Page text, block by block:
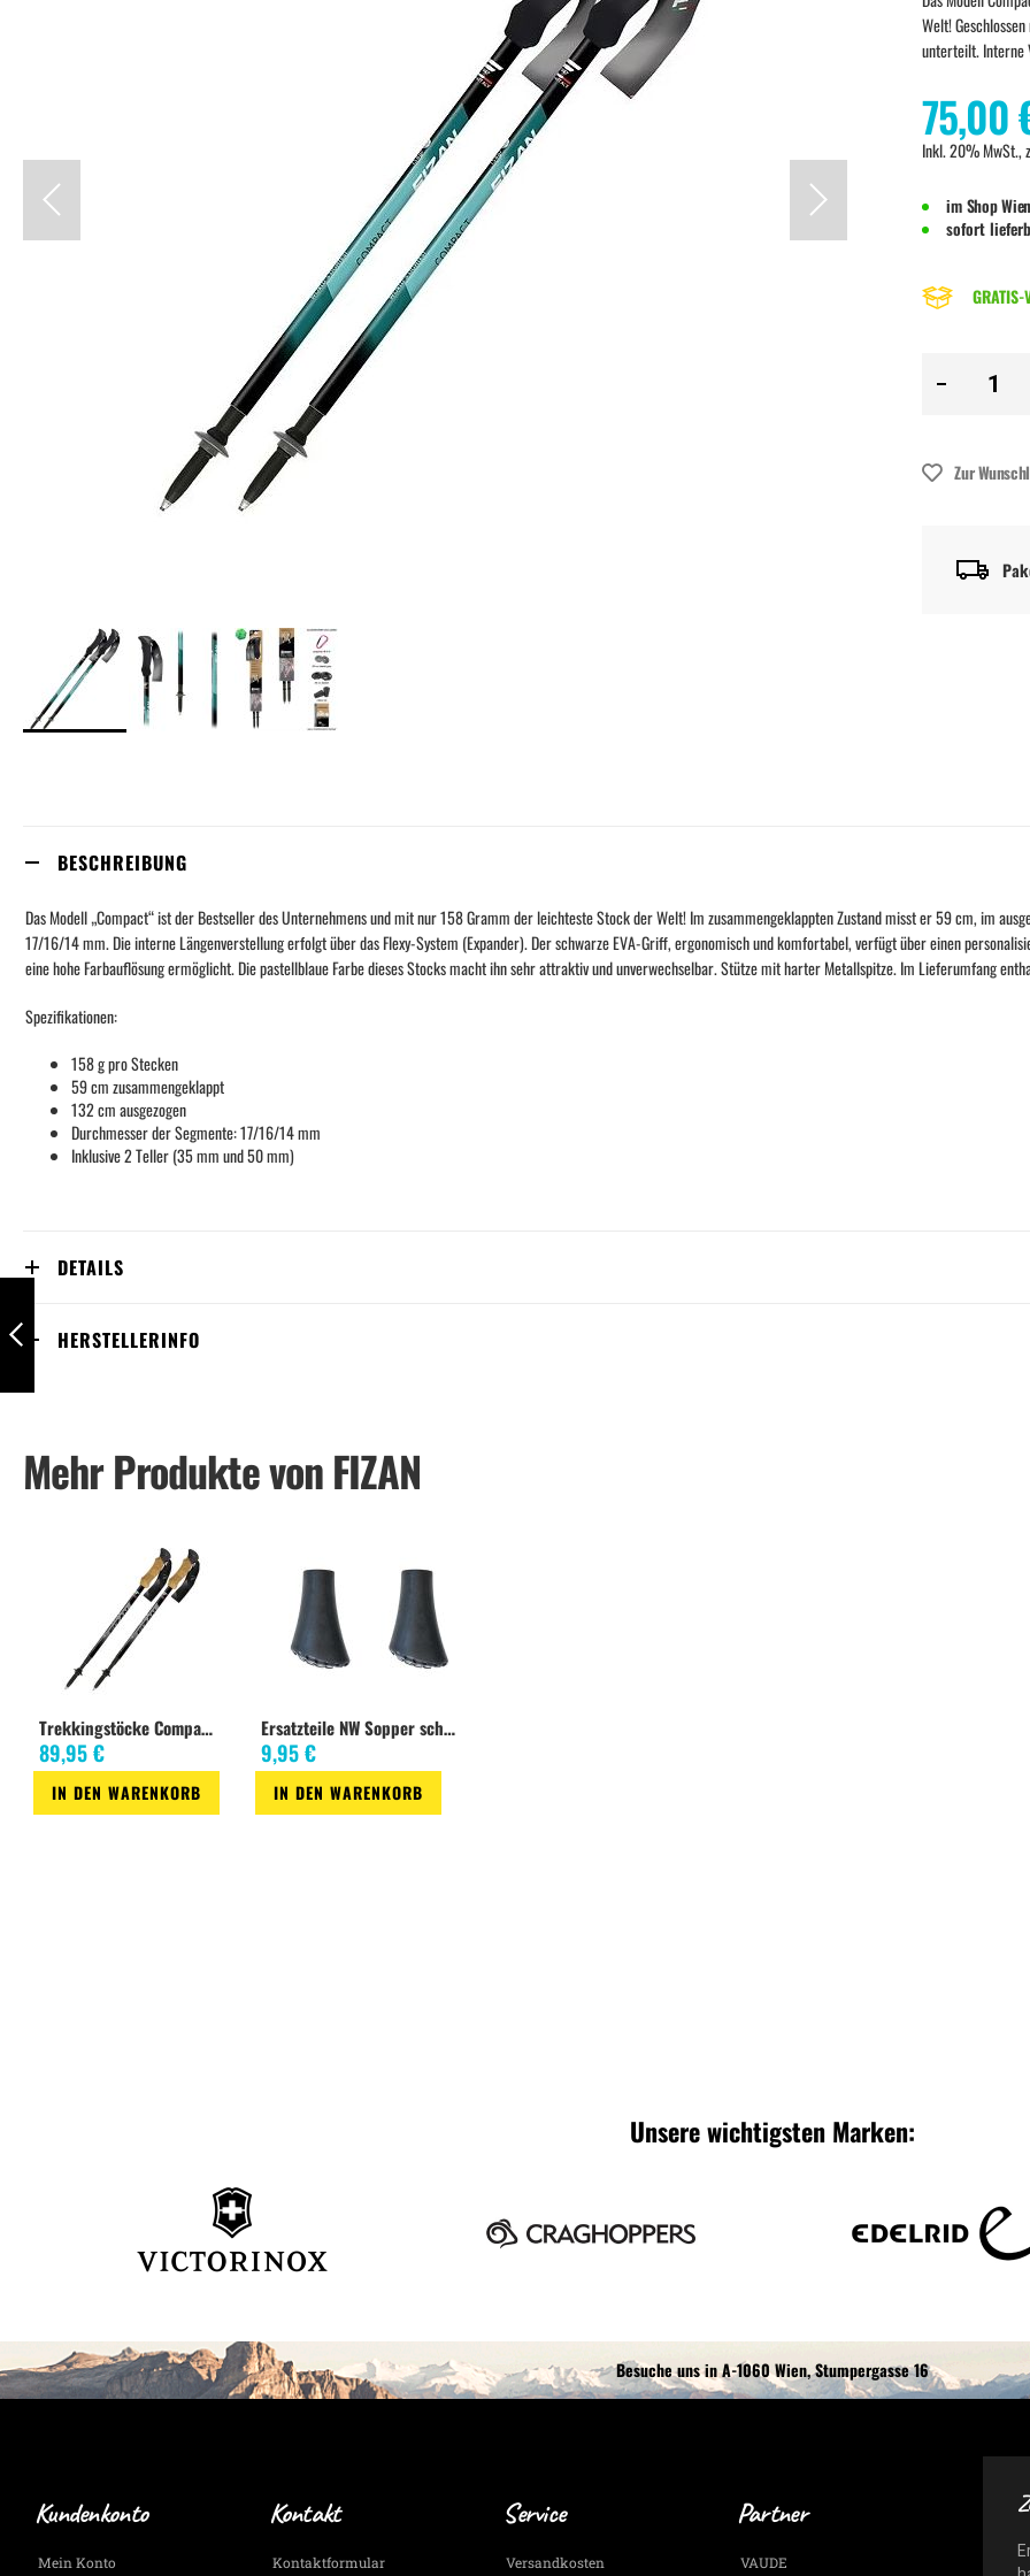
Skytera FX Carbon SL
the
Welt!
unterteilt. Interne
75,00
Inkl. 20% MwSt.,
im Shop
sofort
Zur
BESCHREIBUNG
Das Modell „Compact“ ist der Bestseller des Unternehmens und mit nur 158 Gramm der leichteste Stock der Welt! Im zusammengeklappten Zustand misst er 59 cm, im
17/16/14 mm. Die interne Längenverstellung erfolgt über das Flexy-System (Expander). Der schwarze EVA-Griff, ergonomisch und komfortabel, verfügt über einen
eine hohe Farbauflösung ermöglicht. Die pastellblaue Farbe dieses Stocks macht ihn sehr attraktiv und unverwechselbar. Stütze mit harter Metallspitze. Im Lieferumfang
Spezifikationen:
158 g pro Stecken
59 cm zusammengeklappt
132 cm ausgezogen
Durchmesser der Segmente: 17/16/14 mm
Inklusive 2 Teller (35 mm und 50 mm)
DETAILS
HERSTELLERINFO
Mehr Produkte von FIZAN
Trekkingstöcke Compact4
89,95 €
IN DEN WARENKORB
Ersatzteile NW Sopper schwarz
9,95 €
IN DEN WARENKORB
Unsere wichtigsten Marken:
Besuche uns in A-1060 Wien, Stumpergasse 16
Kundenkonto
Mein Konto
Kontakt
Kontaktformular
Service
Versandkosten
Partner
VAUDE